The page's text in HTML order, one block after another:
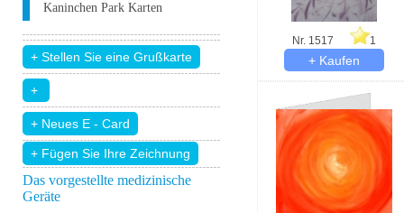
Kaninchen Park Karten
+ Fügen Sie Ihre Zeichnung
Das vorgestellte medizinische
Geräte
Nr. 1517 1